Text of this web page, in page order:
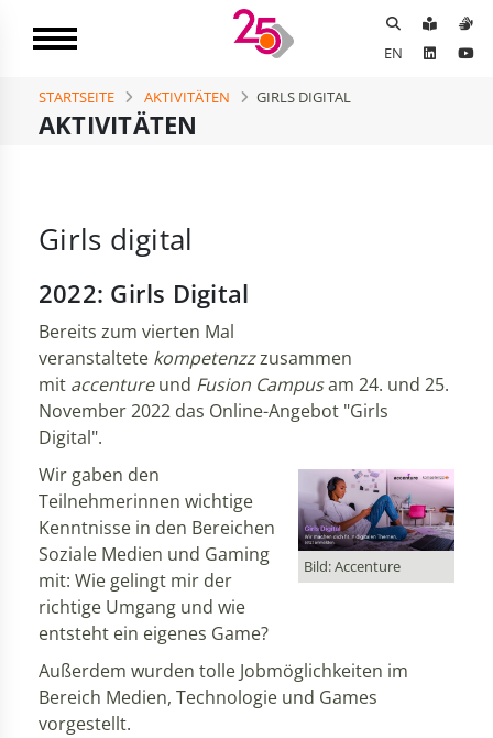
EN
AKTIVITÄTEN
STARTSEITE AKTIVITÄTEN GIRLS DIGITAL
Girls digital
2022: Girls Digital
Bereits zum vierten Mal
veranstaltete kompetenzzzusammen
mit accentureund Fusion Campusam 24. und 25.
November 2022 das Online-Angebot "Girls
Digital".
Bild: Accenture
Wir gaben den
Teilnehmerinnen wichtige
Kenntnisse in den Bereichen
Soziale Medien und Gaming
mit: Wie gelingt mir der
richtige Umgang und wie
entsteht ein eigenes Game?
Außerdem wurden tolle Jobmöglichkeiten im
Bereich Medien, Technologie und Games
vorgestellt.